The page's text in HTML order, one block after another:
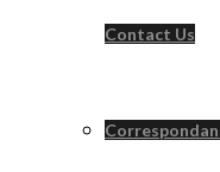
Contact Us